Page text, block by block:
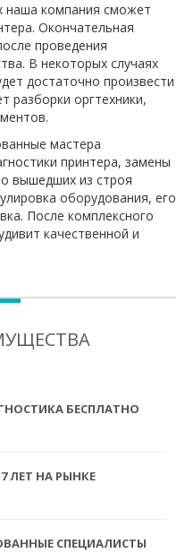
наша компания сможет
Окончательная
проведения
В некоторых случаях
достаточно произвести
разборки оргтехники,
мастера
принтера, замены
вышедших из строя
оборудования, его
После комплексного
качественной и
БЕСПЛАТНО
ЛЕТ НА РЫНКЕ
СПЕЦИАЛИСТЫ